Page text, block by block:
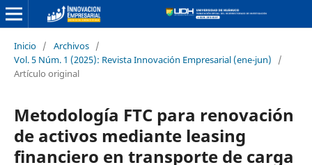
Inicio / Archivos /
Vol. 5 Núm. 1 (2025): Revista Innovación Empresarial (ene-jun)
/
Artículo original
Metodología FTC para renovación
de activos mediante leasing
financiero en transporte de carga